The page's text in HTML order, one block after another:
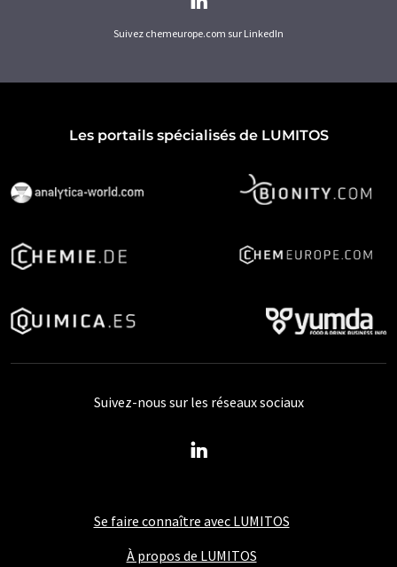
Suivez chemeurope.com sur LinkedIn
Les portails spécialisés de LUMITOS
Se faire connaître avec LUMITOS
À propos de LUMITOS
Suivez-nous sur les réseaux sociaux